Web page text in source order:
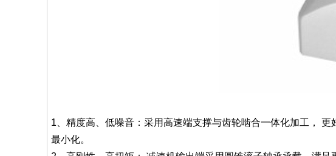
1、精度高、低噪音：采用高速端支撑与齿轮啮合一体化加工，
最小化。